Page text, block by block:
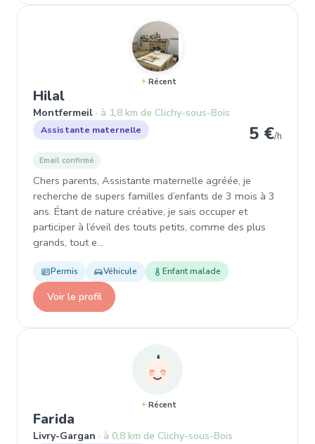
Récent
Hilal, Assistante maternelle à
Montfermeil à 1,8 km de Clichy-sous-Bois
Assistante maternelle 5 €/h
Email confirmé
Chers parents, Assistante maternelle agréée, je
recherche de supers familles d’enfants de 3 mois à 3
ans. Étant de nature créative, je sais occuper et
participer à l’éveil des touts petits, comme des plus
grands, tout e…
Permis Véhicule Enfant malade
Voir le profil
Récent
Farida
Livry-Gargan à 0,8 km de Clichy-sous-Bois